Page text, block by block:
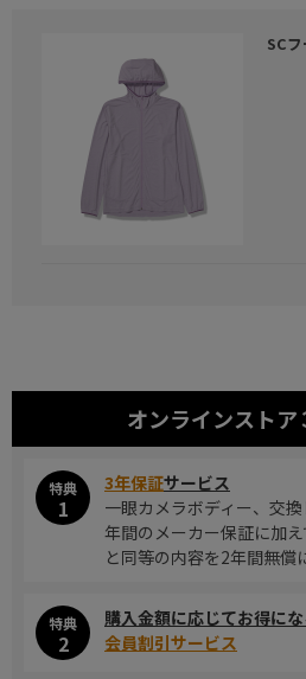
SC
オンラインストア
特典
1
3年保証サービス
一眼カメラボディー、交
年間のメーカー保証に加
と同等の内容を2年間無償
特典
2
購入金額に応じてお得に
会員割引サービス